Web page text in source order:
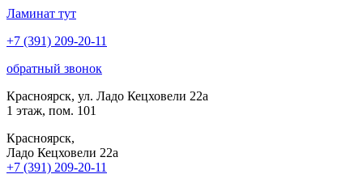
Ламинат тут
+7 (391) 209-20-11
обратный звонок
Красноярск, ул. Ладо Кецховели 22а
1 этаж, пом. 101
Красноярск,
Ладо Кецховели 22a
+7 (391) 209-20-11